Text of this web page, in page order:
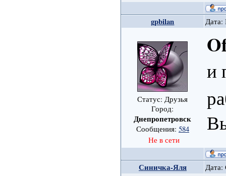
gpbilan Дата:
Статус: Друзья
Город:
Днепропетровск
Сообщения: 584
Не в сети
и
Синичка-Яля Дата: